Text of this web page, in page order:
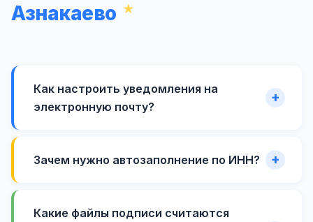
Азнакаево
Как настроить уведомления на
электронную почту?
Зачем нужно автозаполнение по ИНН?
Какие файлы подписи считаются